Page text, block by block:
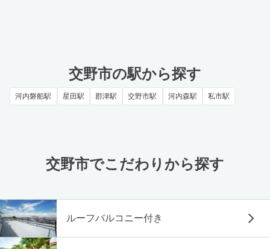
交野市の駅から探す
河内磐船駅 星田駅 郡津駅 交野市駅 河内森駅 私市駅
交野市でこだわりから探す
ルーフバルコニー付き